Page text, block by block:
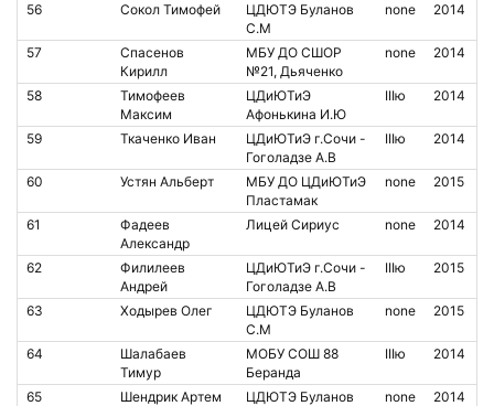
56 Сокол Тимофей
ЦДЮТЭ Буланов
С.М
none 2014
57
Спасенов
Кирилл
МБУ ДО СШОР
№21, Дьяченко
none 2014
58
Тимофеев
Максим
ЦДиЮТиЭ
Афонькина И.Ю
IIIю 2014
59 Ткаченко Иван
ЦДиЮТиЭ г.Сочи -
Гоголадзе А.В
IIIю 2014
60 Устян Альберт
МБУ ДО ЦДиЮТиЭ
Пластамак
none 2015
61
Фадеев
Александр
Лицей Сириус none 2014
62
Филилеев
Андрей
ЦДиЮТиЭ г.Сочи -
Гоголадзе А.В
IIIю 2015
63 Ходырев Олег
ЦДЮТЭ Буланов
С.М
none 2015
64
Шалабаев
Тимур
МОБУ СОШ 88
Беранда
IIIю 2014
65 Шендрик Артем
ЦДЮТЭ Буланов
none 2014